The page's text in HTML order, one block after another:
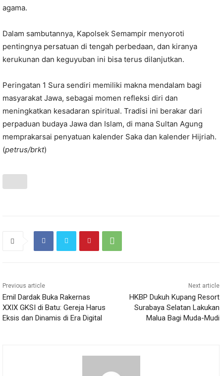
agama.
Dalam sambutannya, Kapolsek Semampir menyoroti
pentingnya persatuan di tengah perbedaan, dan kiranya
kerukunan dan keguyuban ini bisa terus dilanjutkan.
Peringatan 1 Sura sendiri memiliki makna mendalam bagi
masyarakat Jawa, sebagai momen refleksi diri dan
meningkatkan kesadaran spiritual. Tradisi ini berakar dari
perpaduan budaya Jawa dan Islam, di mana Sultan Agung
memprakarsai penyatuan kalender Saka dan kalender Hijriah.
(petrus/brkt)
Previous article
Emil Dardak Buka Rakernas
XXIX GKSI di Batu: Gereja Harus
Eksis dan Dinamis di Era Digital
Next article
HKBP Dukuh Kupang Resort
Surabaya Selatan Lakukan
Malua Bagi Muda-Mudi